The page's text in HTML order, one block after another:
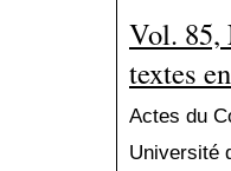
Vol. 85,
textes
Actes du
Université